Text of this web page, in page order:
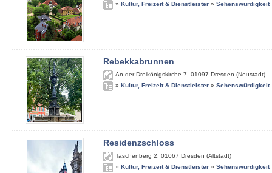
» Kultur, Freizeit & Dienstleister » Sehenswürdigkeit
Rebekkabrunnen
An der Dreikönigskirche 7 01097 Dresden (Neustadt)
» Kultur, Freizeit & Dienstleister » Sehenswürdigkeit
Residenzschloss
Taschenberg 2 01067 Dresden (Altstadt)
» Kultur, Freizeit & Dienstleister » Sehenswürdigkeit